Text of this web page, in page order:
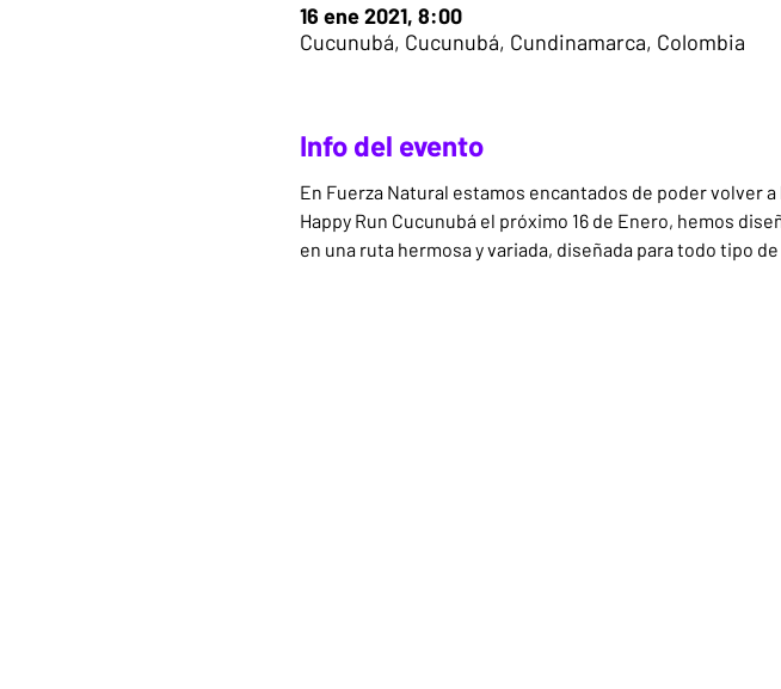
16 ene 2021, 8:00
Cucunubá, Cucunubá, Cundinamarca, Colombia
Info del evento
En Fuerza Natural estamos encantados de poder volver
Happy Run Cucunubá el próximo 16 de Enero, hemos
en una ruta hermosa y variada, diseñada para todo tipo